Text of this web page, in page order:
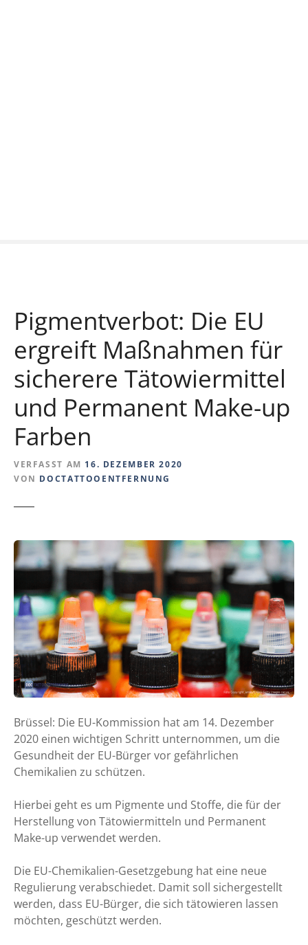
Pigmentverbot: Die EU
ergreift Maßnahmen für
sicherere Tätowiermittel
und Permanent Make-up
Farben
VERFASST AM 16. DEZEMBER 2020
VON DOCTATTOOENTFERNUNG
Brüssel: Die EU-Kommission hat am 14. Dezember
2020 einen wichtigen Schritt unternommen, um die
Gesundheit der EU-Bürger vor gefährlichen
Chemikalien zu schützen.
Hierbei geht es um Pigmente und Stoffe, die für der
Herstellung von Tätowiermitteln und Permanent
Make-up verwendet werden.
Die EU-Chemikalien-Gesetzgebung hat eine neue
Regulierung verabschiedet. Damit soll sichergestellt
werden, dass EU-Bürger, die sich tätowieren lassen
möchten, geschützt werden.